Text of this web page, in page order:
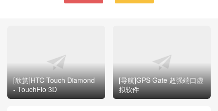
[欣赏]HTC Touch Diamond
- TouchFlo 3D
[导航]GPS Gate 超强端口虚
拟软件